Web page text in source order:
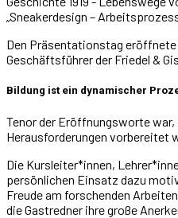
„Sneakerdesign –
Den Präsentationstag eröffnete
Geschäftsführer der Friedel &
Bildung ist ein dynamischer
Tenor der Eröffnungsworte
Herausforderungen vorbereitet
Die Kursleiter*innen,
persönlichen Einsatz dazu
Freude am forschenden
die Gastredner ihre große